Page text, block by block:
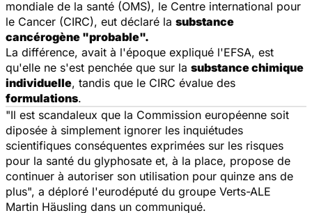
mondiale de la santé (OMS), le Centre international pour
le Cancer (CIRC), eut déclaré la substance
cancérogène "probable".
La différence, avait à l'époque expliqué l'EFSA, est
qu'elle ne s'est penchée que sur la substance chimique
individuelle, tandis que le CIRC évalue des
formulations.
"Il est scandaleux que la Commission européenne soit
diposée à simplement ignorer les inquiétudes
scientifiques conséquentes exprimées sur les risques
pour la santé du glyphosate et, à la place, propose de
continuer à autoriser son utilisation pour quinze ans de
plus", a déploré l'eurodéputé du groupe Verts-ALE
Martin Häusling dans un communiqué.